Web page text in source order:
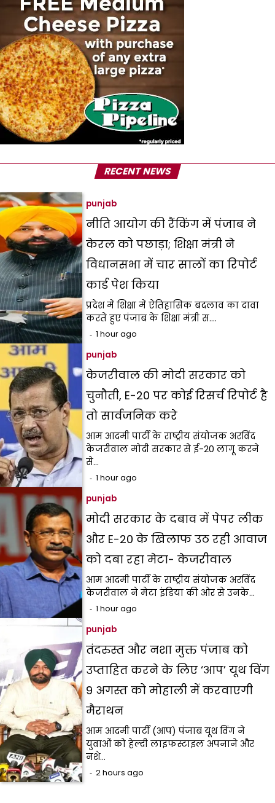
RECENT NEWS
punjab
नीति आयोग की रैंकिंग में पंजाब ने
केरल को पछाड़ा; शिक्षा मंत्री ने
विधानसभा में चार सालों का रिपोर्ट
कार्ड पेश किया
प्रदेश में शिक्षा में ऐतिहासिक बदलाव का दावा
करते हुए पंजाब के शिक्षा मंत्री स.…
1 hour ago
punjab
केजरीवाल की मोदी सरकार को
चुनौती, E-20 पर कोई रिसर्च रिपोर्ट है
तो सार्वजनिक करे
आम आदमी पार्टी के राष्ट्रीय संयोजक अरविंद
केजरीवाल मोदी सरकार से ई-20 लागू करने
से…
1 hour ago
punjab
मोदी सरकार के दबाव में पेपर लीक
और E-20 के खिलाफ उठ रही आवाज
को दबा रहा मेटा- केजरीवाल
आम आदमी पार्टी के राष्ट्रीय संयोजक अरविंद
केजरीवाल ने मेटा इंडिया की ओर से उनके…
1 hour ago
punjab
तंदरुस्त और नशा मुक्त पंजाब को
उप्ताहित करने के लिए ‘आप’ यूथ विंग
9 अगस्त को मोहाली में करवाएगी
मैराथन
आम आदमी पार्टी (आप) पंजाब यूथ विंग ने
युवाओं को हेल्दी लाइफस्टाइल अपनाने और
नशे…
2 hours ago